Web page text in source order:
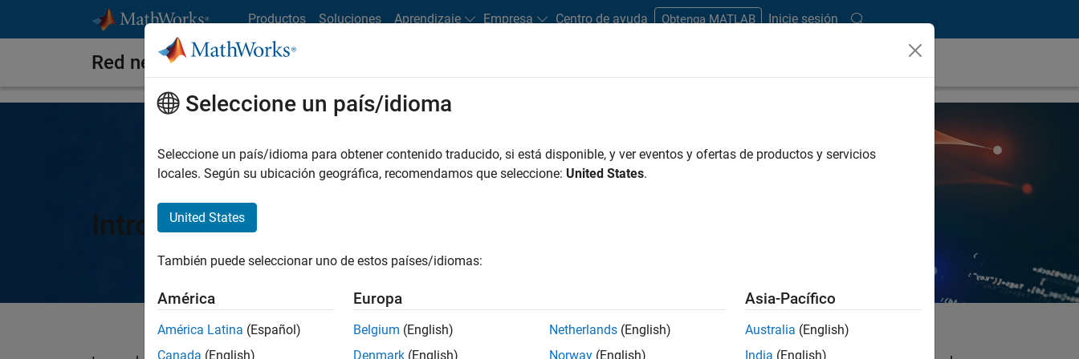
Productos Soluciones Aprendizaje Empresa Centro de ayuda Obtenga MATLAB Inicie sesión
Red neuronal
Introducción a las redes neuronales
Seleccione un país/idioma
Seleccione un país/idioma para obtener contenido traducido, si está disponible, y ver eventos y ofertas de productos y servicios
locales. Según su ubicación geográfica, recomendamos que seleccione: United States.
United States
También puede seleccionar uno de estos países/idiomas:
América
América Latina (Español)
Canada (English)
Europa
Belgium (English)
Denmark (English)
Netherlands (English)
Norway (English)
Asia-Pacífico
Australia (English)
India (English)